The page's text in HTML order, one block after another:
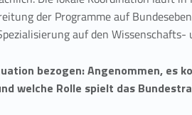
der Programme auf
auf den
bezogen: Angenommen, es
welche Rolle spielt das